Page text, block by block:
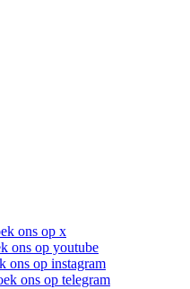
ons op x
ons op youtube
ons op instagram
ons op telegram